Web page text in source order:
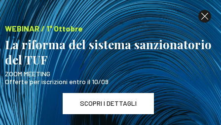
WEBINAR / 1° Ottobre
La riforma del sistema sanzionatorio
del TUF
ZOOM MEETING
Offerte per iscrizioni entro il 10/09
SCOPRI I DETTAGLI